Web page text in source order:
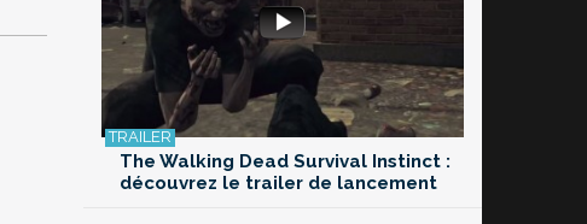
The Walking Dead Survival Instinct :
découvrez le trailer de lancement